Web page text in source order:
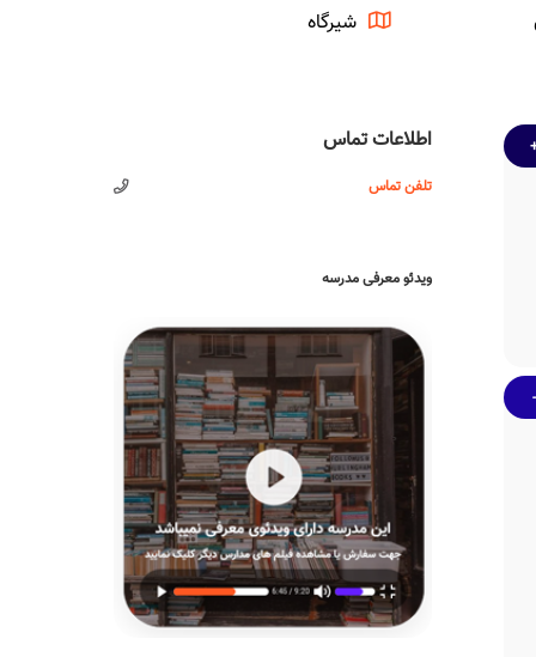
شیرگاه
اطلاعات تماس
تلفن تماس
ویدئو معرفی مدرسه